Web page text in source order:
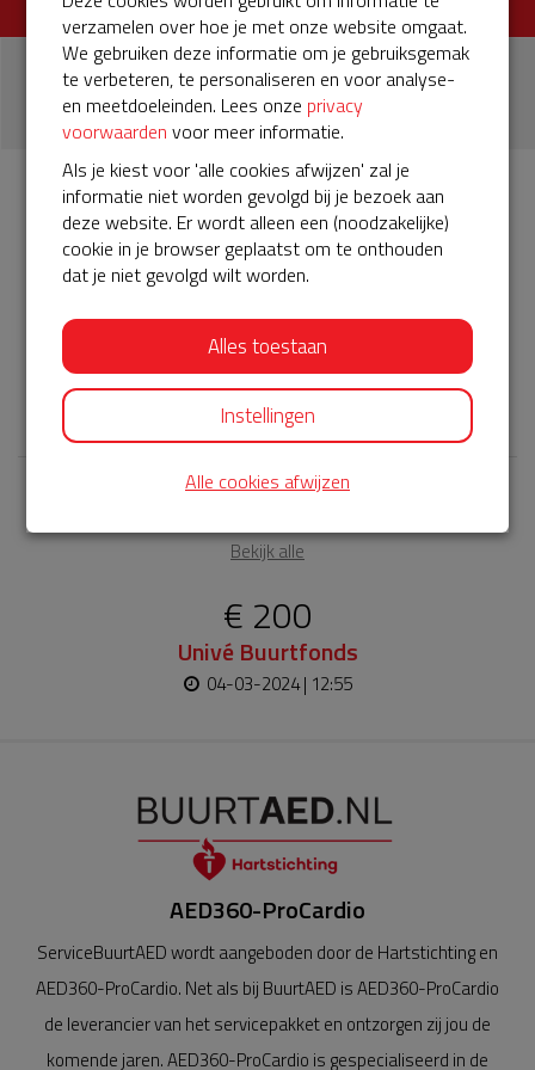
1
donatie
Info Donateurs 1
moet worden verlengd, zodat onze AED gebruiksklaar
blijft. Help je mee? Doneer voor ons servicepakket!
𝕏
Bekijk alle
€ 200
Univé Buurtfonds
04-03-2024 | 12:55
AED360-ProCardio
ServiceBuurtAED wordt aangeboden door de Hartstichting en
AED360-ProCardio. Net als bij BuurtAED is AED360-ProCardio
de leverancier van het servicepakket en ontzorgen zij jou de
komende jaren. AED360-ProCardio is gespecialiseerd in de
verzamelen over hoe je met onze website omgaat.
We gebruiken deze informatie om je gebruiksgemak
te verbeteren, te personaliseren en voor analyse-
en meetdoeleinden. Lees onze privacy
voorwaarden voor meer informatie.
Als je kiest voor 'alle cookies afwijzen' zal je
informatie niet worden gevolgd bij je bezoek aan
deze website. Er wordt alleen een (noodzakelijke)
cookie in je browser geplaatst om te onthouden
dat je niet gevolgd wilt worden.
Alles toestaan
Instellingen
Alle cookies afwijzen